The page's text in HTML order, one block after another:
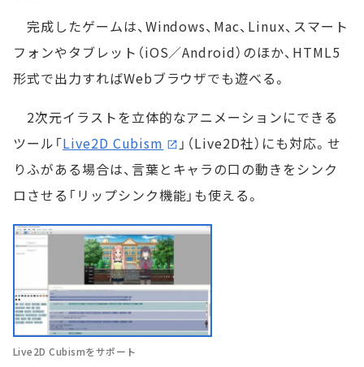
完成したゲームは、Windows、Mac、Linux、スマート
フォンやタブレット（iOS／Android）のほか、HTML5
形式で出力すればWebブラウザでも遊べる。
2次元イラストを立体的なアニメーションにできる
ツール「Live2D Cubism
」（Live2D社）にも対応。せ
りふがある場合は、言葉とキャラの口の動きをシンク
ロさせる「リップシンク機能」も使える。
Live2D Cubismをサポート